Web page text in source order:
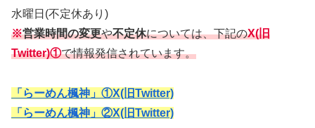
水曜日(不定休あり)
※営業時間の変更や不定休については、下記のX(旧
Twitter)①で情報発信されています。
「らーめん楓神」①X(旧Twitter)
「らーめん楓神」②X(旧Twitter)